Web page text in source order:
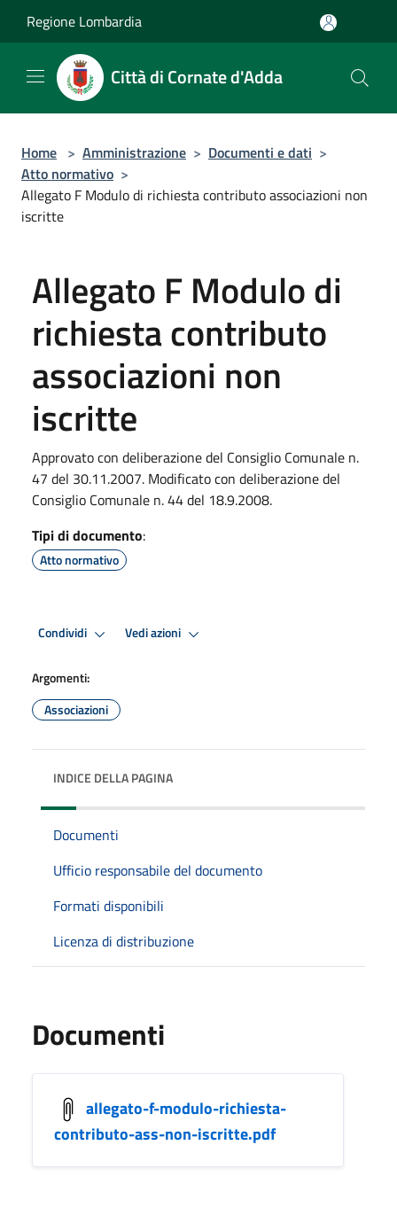
Regione Lombardia
Città di Cornate d'Adda
Home > Amministrazione > Documenti e dati >
Atto normativo >
Allegato F Modulo di richiesta contributo associazioni non
iscritte
Allegato F Modulo di
richiesta contributo
associazioni non
iscritte
Approvato con deliberazione del Consiglio Comunale n.
47 del 30.11.2007. Modificato con deliberazione del
Consiglio Comunale n. 44 del 18.9.2008.
Tipi di documento:
Atto normativo
Condividi Vedi azioni
Argomenti:
Associazioni
INDICE DELLA PAGINA
Documenti
Ufficio responsabile del documento
Formati disponibili
Licenza di distribuzione
Documenti
allegato-f-modulo-richiesta-
contributo-ass-non-iscritte.pdf